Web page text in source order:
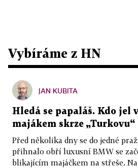
Vybíráme z HN
JAN KUBITA
Hledá se papaláš. Kdo jel
majákem skrze
Před několika dny se do jedné
přihnalo obří luxusní BMW se
blikajícím majáčkem na střeše.